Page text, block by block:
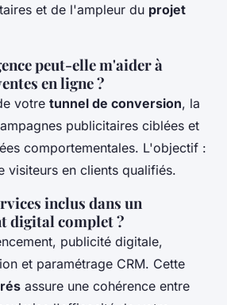
et de l'ampleur du projet
peut-elle m'aider à
en ligne ?
votre tunnel de conversion, la
publicitaires ciblées et
comportementales. L'objectif :
visiteurs en clients qualifiés.
inclus dans un
digital complet ?
publicité digitale,
et paramétrage CRM. Cette
assure une cohérence entre